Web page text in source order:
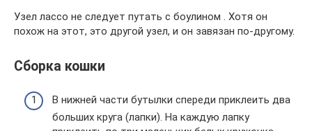
Узел лассо не следует путать с боулином . Хотя он
похож на этот, это другой узел, и он завязан по-другому.
Сборка кошки
В нижней части бутылки спереди приклеить два
больших круга (лапки). На каждую лапку